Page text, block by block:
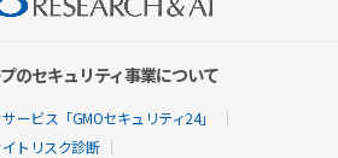
のセキュリティ事業について
ービス「GMOセキュリティ24」
トリスク診断